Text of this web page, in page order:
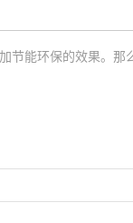
能环保的效果。那